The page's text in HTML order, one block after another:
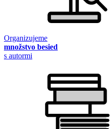
Organizujeme
množstvo besied
s autormi